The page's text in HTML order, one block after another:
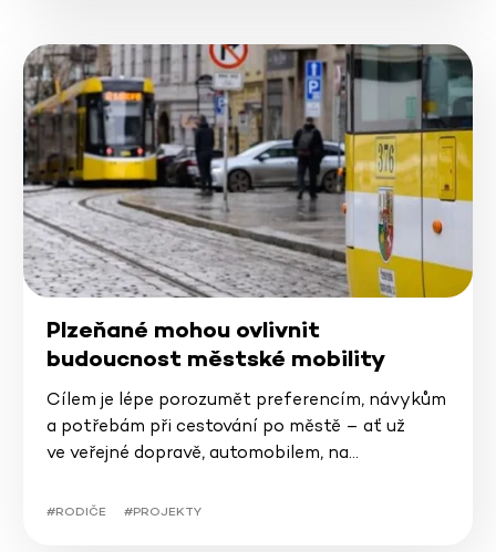
Plzeňané mohou ovlivnit
budoucnost městské mobility
Cílem je lépe porozumět preferencím, návykům
a potřebám při cestování po městě – ať už
ve veřejné dopravě, automobilem, na…
#RODIČE #PROJEKTY